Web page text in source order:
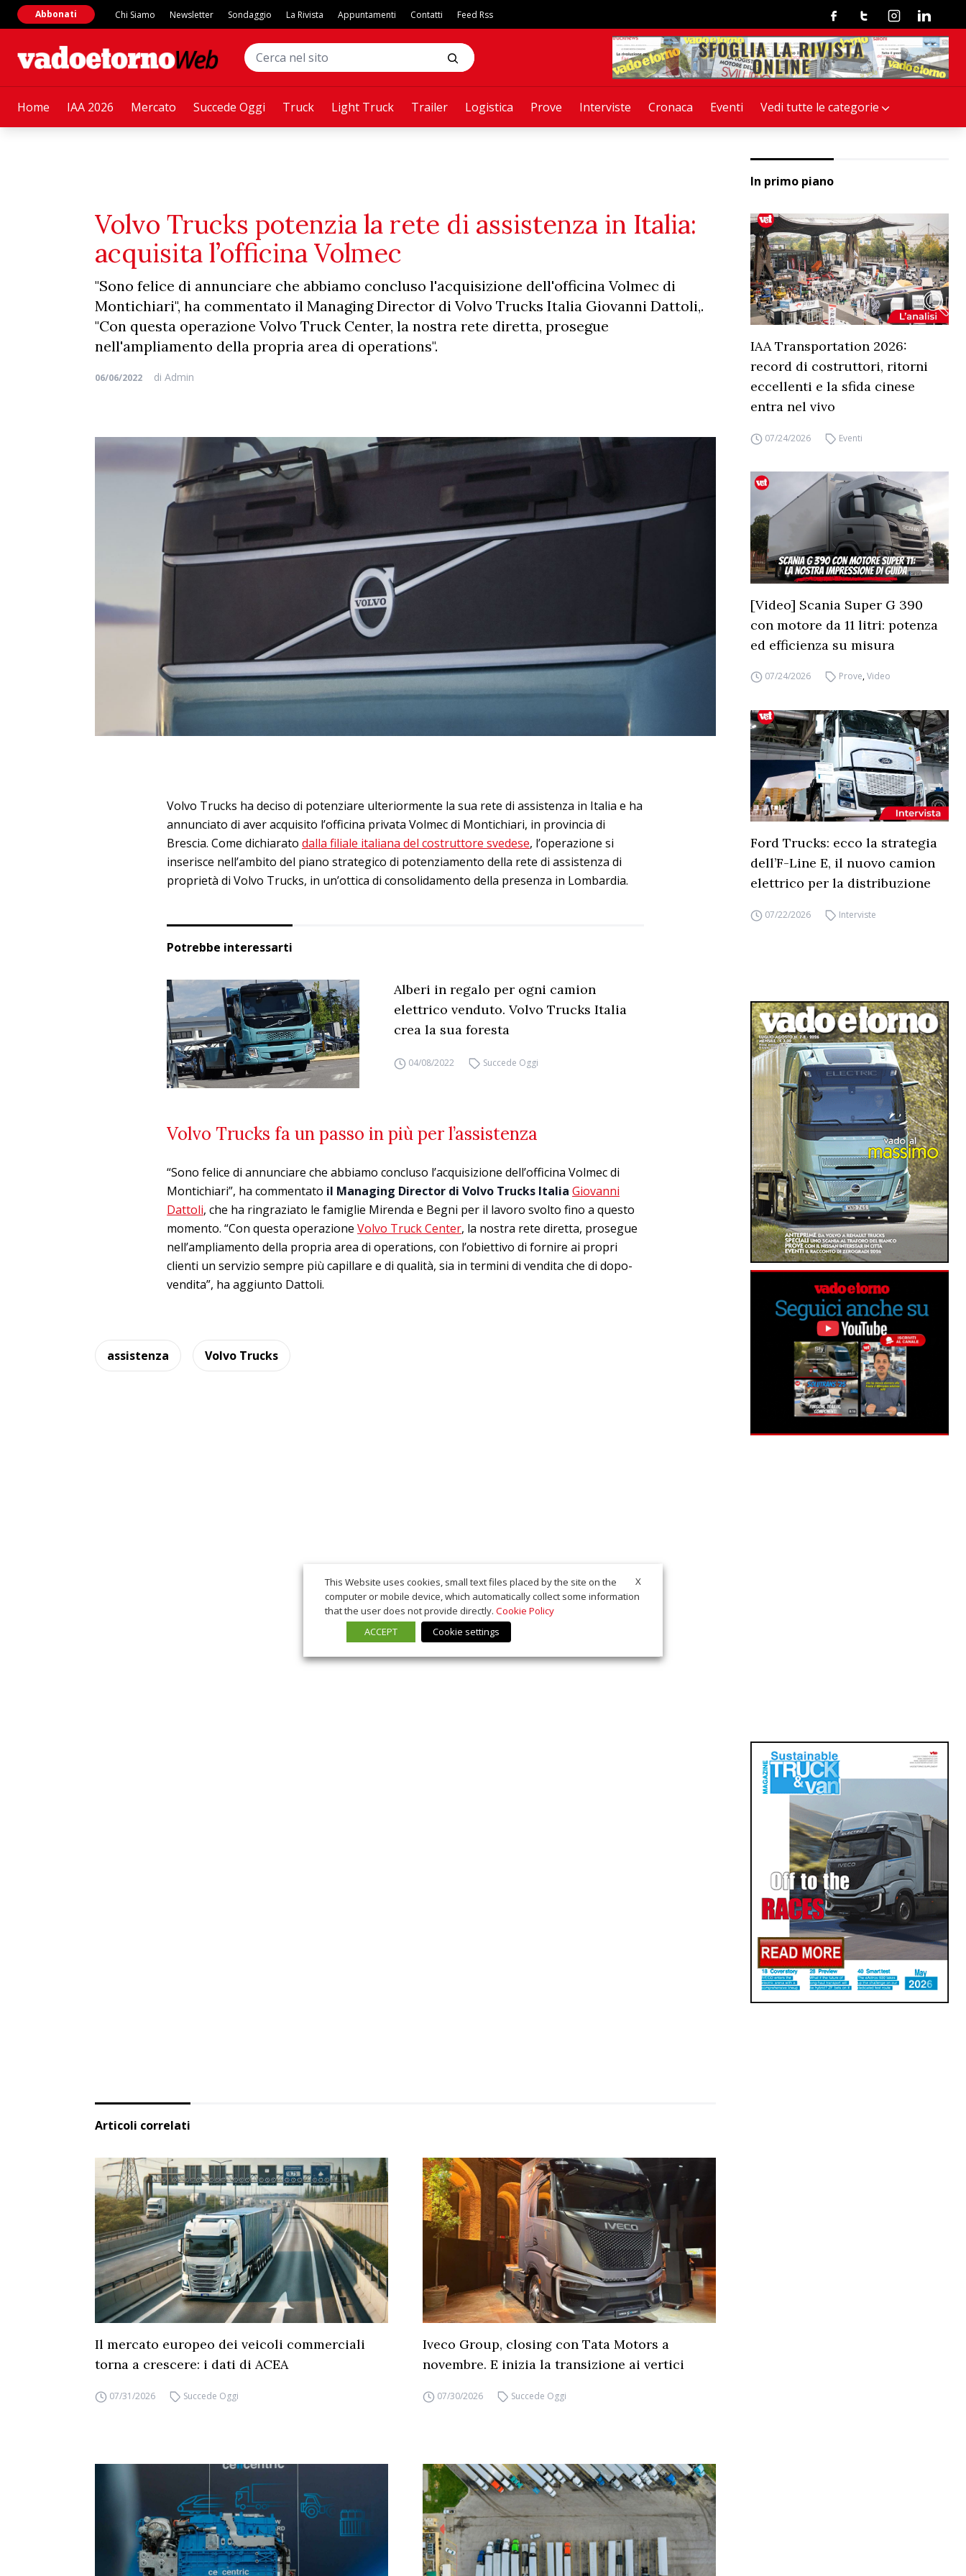
Home IAA 2026 Mercato Succede Oggi Truck Light Truck Trailer Logistica Prove Interviste Cronaca Eventi Vedi tutte le categorie
Abbonati Chi Siamo Newsletter Sondaggio La Rivista Appuntamenti Contatti Feed Rss FacebookTwitterInstagramLinkedin
Volvo Trucks potenzia la rete di assistenza in Italia:
acquisita l’officina Volmec
"Sono felice di annunciare che abbiamo concluso l'acquisizione dell'officina Volmec di
Montichiari", ha commentato il Managing Director di Volvo Trucks Italia Giovanni Dattoli,.
"Con questa operazione Volvo Truck Center, la nostra rete diretta, prosegue
nell'ampliamento della propria area di operations".
06/06/2022 di Admin
Volvo Trucks ha deciso di potenziare ulteriormente la sua rete di assistenza in Italia e ha
annunciato di aver acquisito l’officina privata Volmec di Montichiari, in provincia di
Brescia. Come dichiarato dalla filiale italiana del costruttore svedese, l’operazione si
inserisce nell’ambito del piano strategico di potenziamento della rete di assistenza di
proprietà di Volvo Trucks, in un’ottica di consolidamento della presenza in Lombardia.
Potrebbe interessarti
Alberi in regalo per ogni camion
elettrico venduto. Volvo Trucks Italia
crea la sua foresta
04/08/2022 Succede Oggi
Volvo Trucks fa un passo in più per l’assistenza
“Sono felice di annunciare che abbiamo concluso l’acquisizione dell’officina Volmec di
Montichiari”, ha commentato il Managing Director di Volvo Trucks Italia Giovanni
Dattoli, che ha ringraziato le famiglie Mirenda e Begni per il lavoro svolto fino a questo
momento. “Con questa operazione Volvo Truck Center, la nostra rete diretta, prosegue
nell’ampliamento della propria area di operations, con l’obiettivo di fornire ai propri
clienti un servizio sempre più capillare e di qualità, sia in termini di vendita che di dopo-
vendita”, ha aggiunto Dattoli.
assistenza Volvo Trucks
In primo piano
IAA Transportation 2026:
record di costruttori, ritorni
eccellenti e la sfida cinese
entra nel vivo
07/24/2026 Eventi
[Video] Scania Super G 390
con motore da 11 litri: potenza
ed efficienza su misura
07/24/2026 Prove,Video
Ford Trucks: ecco la strategia
dell’F-Line E, il nuovo camion
elettrico per la distribuzione
07/22/2026 Interviste
Articoli correlati
Il mercato europeo dei veicoli commerciali
torna a crescere: i dati di ACEA
07/31/2026 Succede Oggi
Iveco Group, closing con Tata Motors a
novembre. E inizia la transizione ai vertici
07/30/2026 Succede Oggi
X
This Website uses cookies, small text files placed by the site on the
computer or mobile device, which automatically collect some information
that the user does not provide directly. Cookie Policy
ACCEPT
Cookie settings